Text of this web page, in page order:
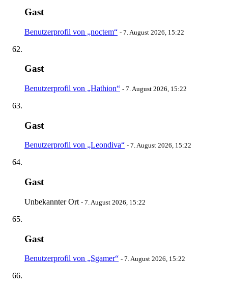
Gast
Benutzerprofil von „noctem“ - 7. August 2026, 15:22
Gast
Benutzerprofil von „Hathion“ - 7. August 2026, 15:22
Gast
Benutzerprofil von „Leondiva“ - 7. August 2026, 15:22
Gast
Unbekannter Ort - 7. August 2026, 15:22
Gast
Benutzerprofil von „Sgamer“ - 7. August 2026, 15:22